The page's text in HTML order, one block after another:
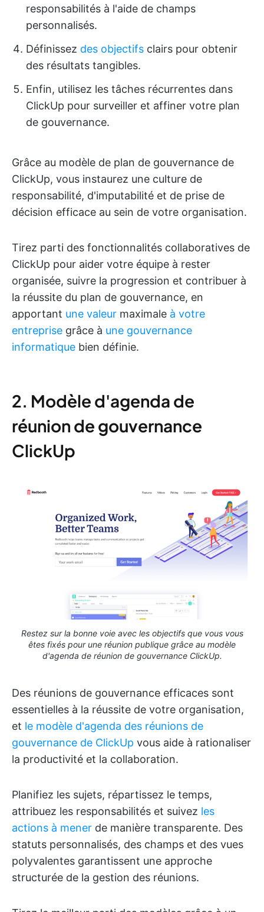
responsabilités à l'aide de champs
personnalisés.
Définissez des objectifs clairs pour obtenir
des résultats tangibles.
Enfin, utilisez les tâches récurrentes dans
ClickUp pour surveiller et affiner votre plan
de gouvernance.
Grâce au modèle de plan de gouvernance de
ClickUp, vous instaurez une culture de
responsabilité, d'imputabilité et de prise de
décision efficace au sein de votre organisation.
Tirez parti des fonctionnalités collaboratives de
ClickUp pour aider votre équipe à rester
organisée, suivre la progression et contribuer à
la réussite du plan de gouvernance, en
apportant une valeur maximale à votre
entreprise grâce à une gouvernance
informatique bien définie.
2. Modèle d'agenda de
réunion de gouvernance
ClickUp
Restez sur la bonne voie avec les objectifs que vous vous
êtes fixés pour une réunion publique grâce au modèle
d'agenda de réunion de gouvernance ClickUp.
Des réunions de gouvernance efficaces sont
essentielles à la réussite de votre organisation,
et le modèle d'agenda des réunions de
gouvernance de ClickUp vous aide à rationaliser
la productivité et la collaboration.
Planifiez les sujets, répartissez le temps,
attribuez les responsabilités et suivez les
actions à mener de manière transparente. Des
statuts personnalisés, des champs et des vues
polyvalentes garantissent une approche
structurée de la gestion des réunions.